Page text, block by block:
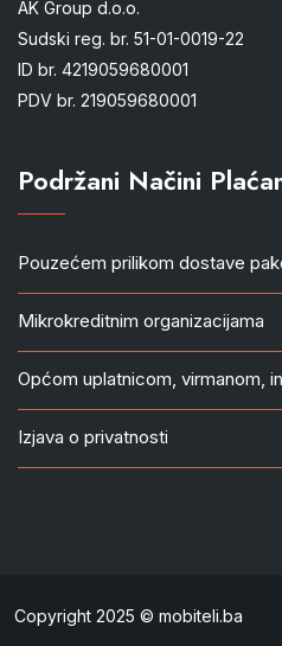
AK Group d.o.o.
Sudski reg. br. 51-01-0019-22
ID br. 4219059680001
PDV br. 219059680001
Podržani Načini
Pouzećem prilikom dostave
Mikrokreditnim organizacijama
Općom uplatnicom, virmanom,
Izjava o privatnosti
Copyright 2025 © mobiteli.ba